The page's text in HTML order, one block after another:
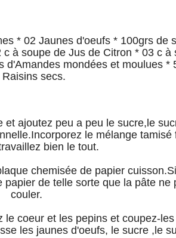
* 02 Jaunes d'oeufs * 100grs de
à soupe de Jus de Citron * 03 c à
d'Amandes mondées et moulues *
Raisins secs.
et ajoutez peu a peu le sucre,le
le mélange tamisé
bien le tout.
chemisée de papier
papier de telle sorte que la pâte ne
couler.
le coeur et les pepins et coupez-les
les jaunes d'oeufs, le sucre ,le